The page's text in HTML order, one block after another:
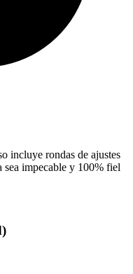
incluye rondas de ajustes
sea impecable y 100% fiel